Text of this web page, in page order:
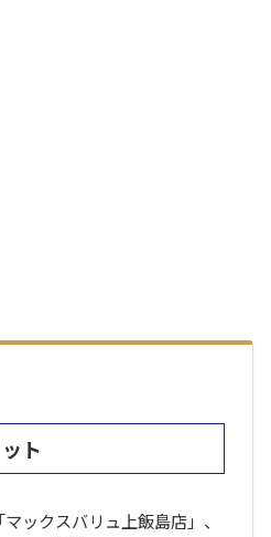
ト
ックスバリュ上飯島店」、